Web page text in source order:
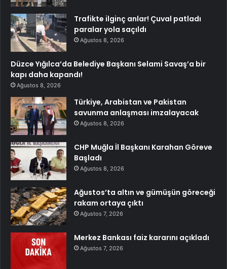
Trafikte ilginç anlar! Çuval patladı
paralar yola saçıldı
Ağustos 8, 2026
Düzce Yığılca’da Belediye Başkanı Selami Savaş’a bir
kapı daha kapandı!
Ağustos 8, 2026
Türkiye, Arabistan ve Pakistan
savunma anlaşması imzalayacak
Ağustos 8, 2026
CHP Muğla İl Başkanı Karahan Göreve
Başladı
Ağustos 8, 2026
Ağustos’ta altın ve gümüşün göreceği
rakam ortaya çıktı
Ağustos 7, 2026
Merkez Bankası faiz kararını açıkladı
Ağustos 7, 2026